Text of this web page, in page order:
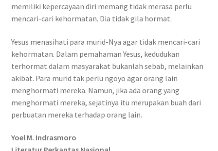
memiliki kepercayaan diri memang tidak merasa perlu
mencari-cari kehormatan. Dia tidak gila hormat.
Yesus menasihati para murid-Nya agar tidak mencari-cari
kehormatan. Dalam pemahaman Yesus, kedudukan
terhormat dalam masyarakat bukanlah sebab, melainkan
akibat. Para murid tak perlu ngoyo agar orang lain
menghormati mereka. Namun, jika ada orang yang
menghormati mereka, sejatinya itu merupakan buah dari
perbuatan mereka terhadap orang lain.
Yoel M. Indrasmoro